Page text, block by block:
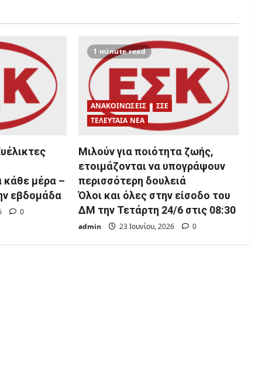
κάθε μέρα –
εβδομάδα
0
1 minute read
ΑΝΑΚΟΙΝΩΣΕΙΣ
ΣΣΕ
ΤΕΛΕΥΤΑΙΑ ΝΕΑ
Μιλούν για ποιότητα ζωής,
ετοιμάζονται να υπογράψουν
περισσότερη δουλειά
Όλοι και όλες στην είσοδο του
ΔΜ την Τετάρτη 24/6 στις 08:30
admin 23 Ιουνίου, 2026 0